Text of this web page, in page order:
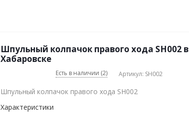
Шпульный колпачок правого хода SH002 в
Хабаровске
Есть в наличии (2) Артикул: SH002
Шпульный колпачок правого хода SH002
Характеристики